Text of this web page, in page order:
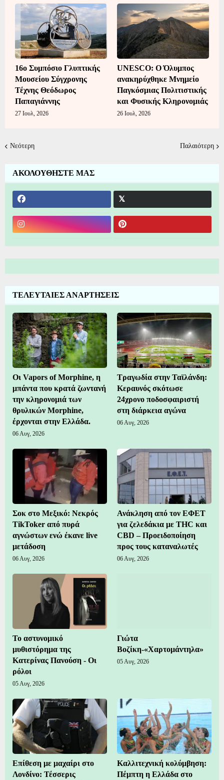
16o Συμπόσιο Γλυπτικής
Μουσείου Σύγχρονης
Τέχνης Θεόδωρος
Παπαγιάννης
27 Ιουλ, 2026
UNESCO: Ο Όλυμπος
ανακηρύχθηκε Μνημείο
Παγκόσμιας Πολιτιστικής
και Φυσικής Κληρονομιάς
26 Ιουλ, 2026
Νεότερη Παλαιότερη
ΑΚΟΛΟΥΘΗΣΤΕ ΜΑΣ
ΤΕΛΕΥΤΑΙΕΣ ΑΝΑΡΤΗΣΕΙΣ
Οι Vapors of Morphine, η
μπάντα που κρατά ζωντανή
την κληρονομιά των
θρυλικών Morphine,
έρχονται στην Ελλάδα.
06 Αυγ, 2026
Τραγωδία στην Ταϊλάνδη:
Κεραυνός σκότωσε
24χρονο ποδοσφαιριστή
στη διάρκεια αγώνα
06 Αυγ, 2026
Σοκ στο Μεξικό: Νεκρός
TikToker από πυρά
αγνώστων ενώ έκανε live
μετάδοση
06 Αυγ, 2026
Ανάκληση από τον ΕΦΕΤ
για ζελεδάκια με THC και
CBD – Προειδοποίηση
προς τους καταναλωτές
06 Αυγ, 2026
Το αστυνομικό
μυθιστόρημα της
Κατερίνας Πανούση - Οι
ρόλοι
05 Αυγ, 2026
Γιώτα
Βοζίκη-«Χαρτομάντηλα»
05 Αυγ, 2026
Επίθεση με μαχαίρι στο
Λονδίνο: Τέσσερις
Καλλιτεχνική κολύμβηση:
Πέμπτη η Ελλάδα στο